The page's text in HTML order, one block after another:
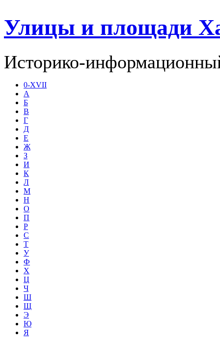
Улицы и площади
Историко-
0-XVII
А
Б
В
Г
Д
Е
Ж
З
И
К
Л
М
Н
О
П
Р
С
Т
У
Ф
Х
Ц
Ч
Ш
Щ
Э
Ю
Я